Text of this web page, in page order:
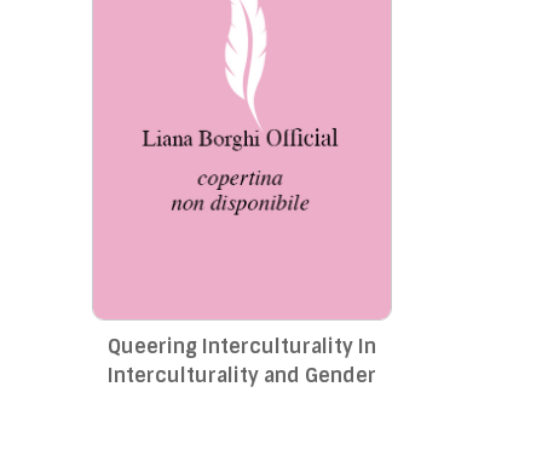
Queering Interculturality In
Interculturality and Gender